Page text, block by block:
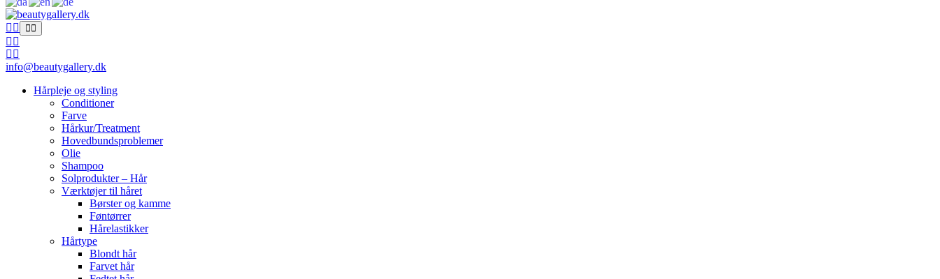
info@beautygallery.dk
Hårpleje og styling
Conditioner
Farve
Hårkur/Treatment
Hovedbundsproblemer
Olie
Shampoo
Solprodukter – Hår
Værktøjer til håret
Børster og kamme
Føntørrer
Hårelastikker
Hårtype
Blondt hår
Farvet hår